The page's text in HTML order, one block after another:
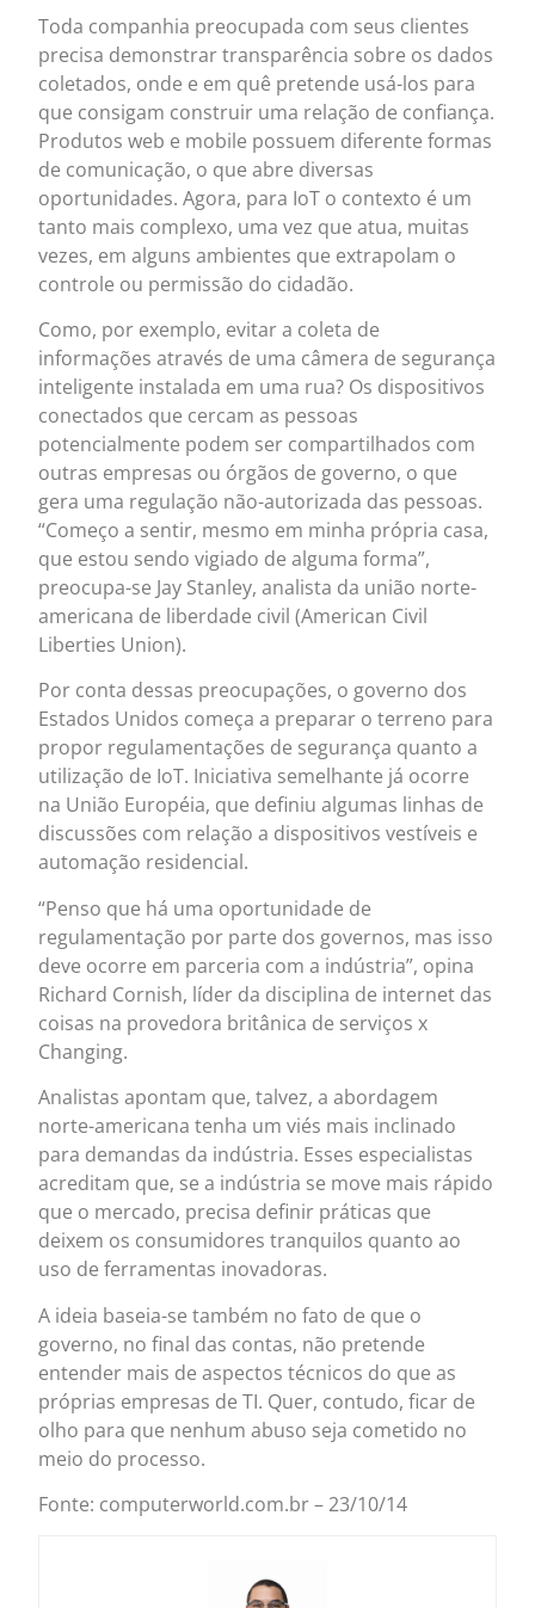
Toda companhia preocupada com seus clientes
precisa demonstrar transparência sobre os dados
coletados, onde e em quê pretende usá-los para
que consigam construir uma relação de confiança.
Produtos web e mobile possuem diferente formas
de comunicação, o que abre diversas
oportunidades. Agora, para IoT o contexto é um
tanto mais complexo, uma vez que atua, muitas
vezes, em alguns ambientes que extrapolam o
controle ou permissão do cidadão.
Como, por exemplo, evitar a coleta de
informações através de uma câmera de segurança
inteligente instalada em uma rua? Os dispositivos
conectados que cercam as pessoas
potencialmente podem ser compartilhados com
outras empresas ou órgãos de governo, o que
gera uma regulação não-autorizada das pessoas.
“Começo a sentir, mesmo em minha própria casa,
que estou sendo vigiado de alguma forma”,
preocupa-se Jay Stanley, analista da união norte-
americana de liberdade civil (American Civil
Liberties Union).
Por conta dessas preocupações, o governo dos
Estados Unidos começa a preparar o terreno para
propor regulamentações de segurança quanto a
utilização de IoT. Iniciativa semelhante já ocorre
na União Européia, que definiu algumas linhas de
discussões com relação a dispositivos vestíveis e
automação residencial.
“Penso que há uma oportunidade de
regulamentação por parte dos governos, mas isso
deve ocorre em parceria com a indústria”, opina
Richard Cornish, líder da disciplina de internet das
coisas na provedora britânica de serviços x
Changing.
Analistas apontam que, talvez, a abordagem
norte-americana tenha um viés mais inclinado
para demandas da indústria. Esses especialistas
acreditam que, se a indústria se move mais rápido
que o mercado, precisa definir práticas que
deixem os consumidores tranquilos quanto ao
uso de ferramentas inovadoras.
A ideia baseia-se também no fato de que o
governo, no final das contas, não pretende
entender mais de aspectos técnicos do que as
próprias empresas de TI. Quer, contudo, ficar de
olho para que nenhum abuso seja cometido no
meio do processo.
Fonte: computerworld.com.br – 23/10/14